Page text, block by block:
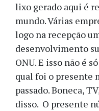
lixo gerado aqui é
mundo. Várias
logo na recepção
desenvolvimento
ONU. E isso não é
qual foi o presente
passado. Boneca,
disso. O presente